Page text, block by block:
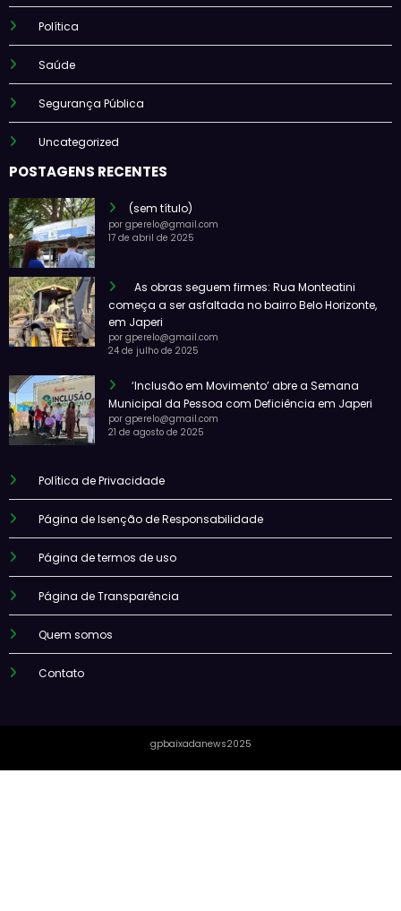
Política
Saúde
Segurança Pública
Uncategorized
POSTAGENS RECENTES
(sem título)
por gperelo@gmail.com
17 de abril de 2025
As obras seguem firmes: Rua Monteatini
começa a ser asfaltada no bairro Belo Horizonte,
em Japeri
por gperelo@gmail.com
24 de julho de 2025
‘Inclusão em Movimento’ abre a Semana
Municipal da Pessoa com Deficiência em Japeri
por gperelo@gmail.com
21 de agosto de 2025
Política de Privacidade
Página de Isenção de Responsabilidade
Página de termos de uso
Página de Transparência
Quem somos
Contato
gpbaixadanews2025